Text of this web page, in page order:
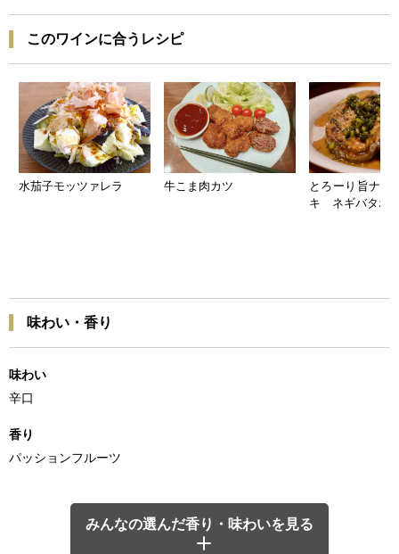
このワインに合うレシピ
水茄子モッツァレラ 牛こま肉カツ
とろーり旨ナス
キ ネギバタポ
味わい・香り
味わい
辛口
香り
パッションフルーツ
みんなの選んだ香り・味わいを見る